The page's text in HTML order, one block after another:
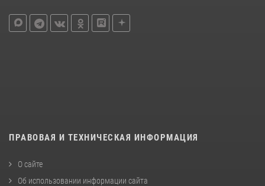
ПРАВОВАЯ И ТЕХНИЧЕСКАЯ ИНФОРМАЦИЯ
О сайте
Об использовании информации сайта